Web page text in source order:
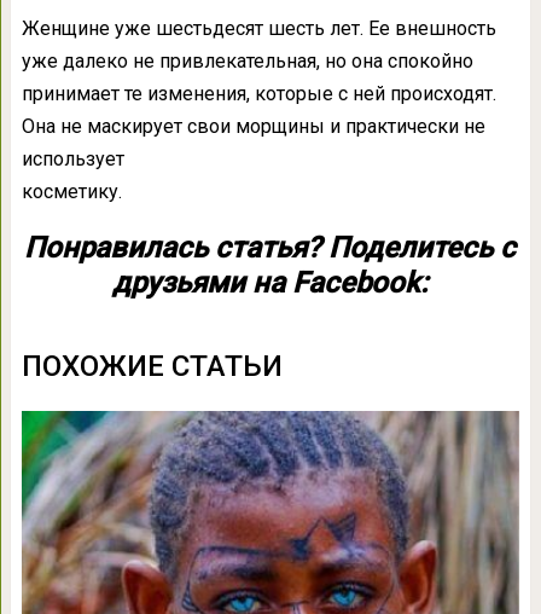
Женщине уже шестьдесят шесть лет. Ее внешность
уже далеко не привлекательная, но она спокойно
принимает те изменения, которые с ней происходят.
Она не маскирует свои морщины и практически не
использует
косметику.
Понравилась статья? Поделитесь с
друзьями на Facebook:
ПОХОЖИЕ СТАТЬИ